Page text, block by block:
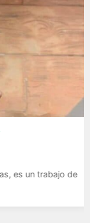
un trabajo de